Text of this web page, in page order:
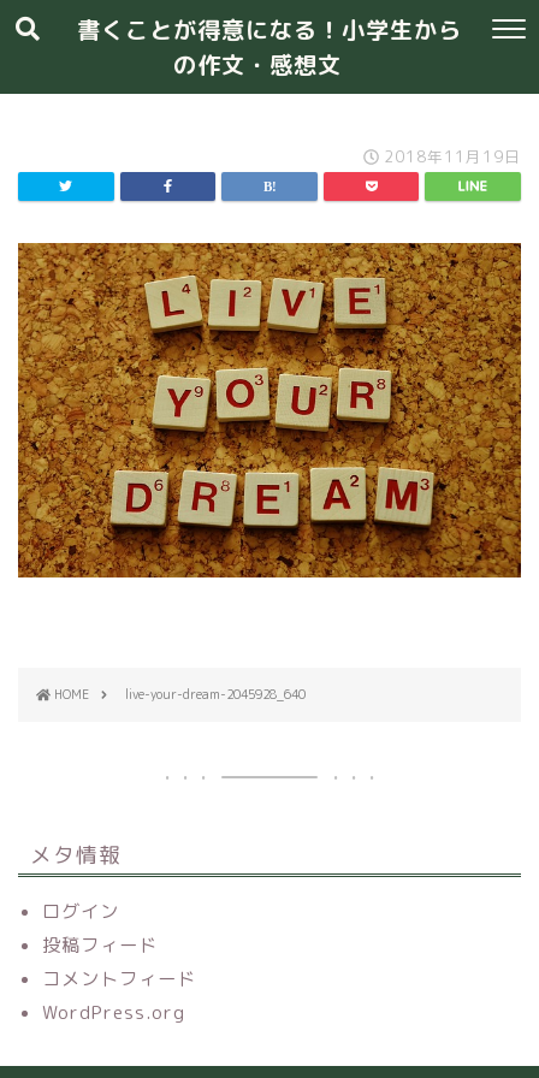
書くことが得意になる！小学生から
の作文・感想文
2018年11月19日
HOME live-your-dream-2045928_640
メタ情報
ログイン
投稿フィード
コメントフィード
WordPress.org